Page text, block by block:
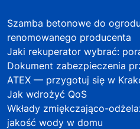
Szamba betonowe do
renomowanego producenta
Jaki rekuperator wybrać:
Dokument zabezpieczenia
ATEX — przygotuj się w
Jak wdrożyć QoS
Wkłady zmiękczająco-
jakość wody w domu